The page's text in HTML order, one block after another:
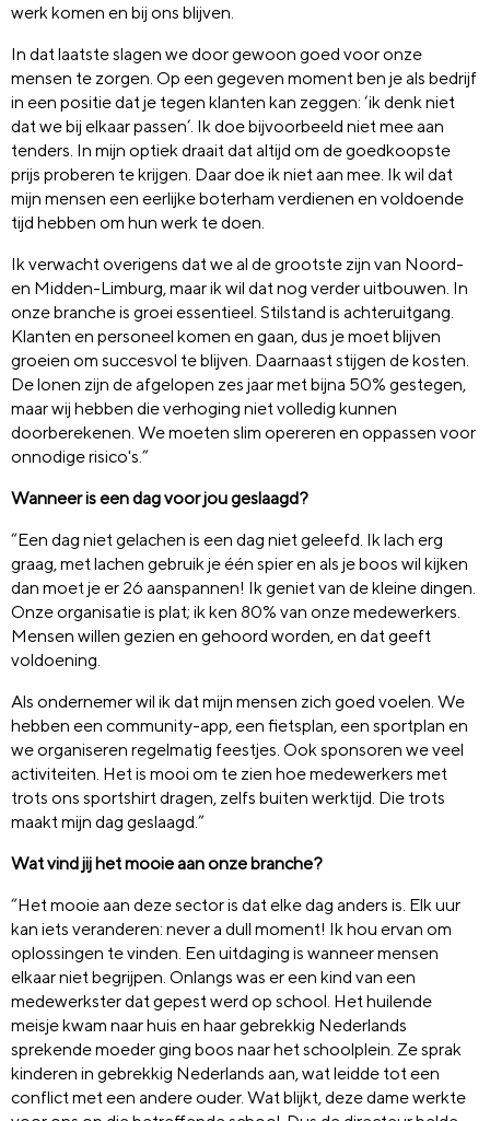
werk komen en bij ons blijven.
In dat laatste slagen we door gewoon goed voor onze
mensen te zorgen. Op een gegeven moment ben je als bedrijf
in een positie dat je tegen klanten kan zeggen: ‘ik denk niet
dat we bij elkaar passen’. Ik doe bijvoorbeeld niet mee aan
tenders. In mijn optiek draait dat altijd om de goedkoopste
prijs proberen te krijgen. Daar doe ik niet aan mee. Ik wil dat
mijn mensen een eerlijke boterham verdienen en voldoende
tijd hebben om hun werk te doen.
Ik verwacht overigens dat we al de grootste zijn van Noord-
en Midden-Limburg, maar ik wil dat nog verder uitbouwen. In
onze branche is groei essentieel. Stilstand is achteruitgang.
Klanten en personeel komen en gaan, dus je moet blijven
groeien om succesvol te blijven. Daarnaast stijgen de kosten.
De lonen zijn de afgelopen zes jaar met bijna 50% gestegen,
maar wij hebben die verhoging niet volledig kunnen
doorberekenen. We moeten slim opereren en oppassen voor
onnodige risico's.”
Wanneer is een dag voor jou geslaagd?
“Een dag niet gelachen is een dag niet geleefd. Ik lach erg
graag, met lachen gebruik je één spier en als je boos wil kijken
dan moet je er 26 aanspannen! Ik geniet van de kleine dingen.
Onze organisatie is plat; ik ken 80% van onze medewerkers.
Mensen willen gezien en gehoord worden, en dat geeft
voldoening.
Als ondernemer wil ik dat mijn mensen zich goed voelen. We
hebben een community-app, een fietsplan, een sportplan en
we organiseren regelmatig feestjes. Ook sponsoren we veel
activiteiten. Het is mooi om te zien hoe medewerkers met
trots ons sportshirt dragen, zelfs buiten werktijd. Die trots
maakt mijn dag geslaagd.”
Wat vind jij het mooie aan onze branche?
“Het mooie aan deze sector is dat elke dag anders is. Elk uur
kan iets veranderen: never a dull moment! Ik hou ervan om
oplossingen te vinden. Een uitdaging is wanneer mensen
elkaar niet begrijpen. Onlangs was er een kind van een
medewerkster dat gepest werd op school. Het huilende
meisje kwam naar huis en haar gebrekkig Nederlands
sprekende moeder ging boos naar het schoolplein. Ze sprak
kinderen in gebrekkig Nederlands aan, wat leidde tot een
conflict met een andere ouder. Wat blijkt, deze dame werkte